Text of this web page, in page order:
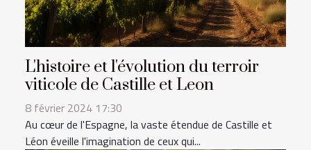
L'histoire et l'évolution du terroir
viticole de Castille et Leon
8 février 2024 17:30
Au cœur de l'Espagne, la vaste étendue de Castille et
Léon éveille l'imagination de ceux qui...